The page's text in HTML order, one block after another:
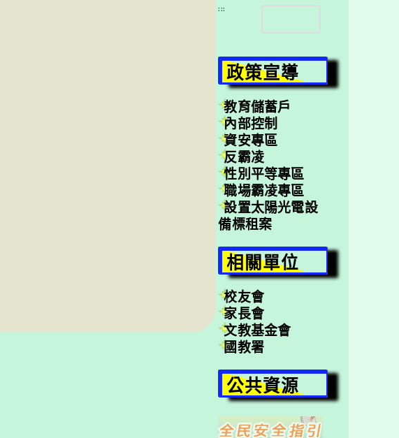
:::
搜
尋
政策宣導
教育儲蓄戶
內部控制
資安專區
反霸凌
性別平等專區
職場霸凌專區
設置太陽光電設
備標租案
相關單位
校友會
家長會
文教基金會
國教署
公共資源